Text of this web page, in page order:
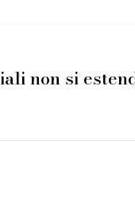
non si